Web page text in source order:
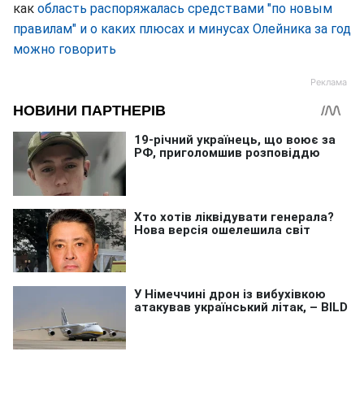
как область распоряжалась средствами "по новым
правилам" и о каких плюсах и минусах Олейника за год
можно говорить